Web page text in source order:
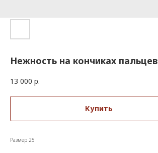
Нежность на кончиках пальцев
13 000 р.
Купить
Размер 25